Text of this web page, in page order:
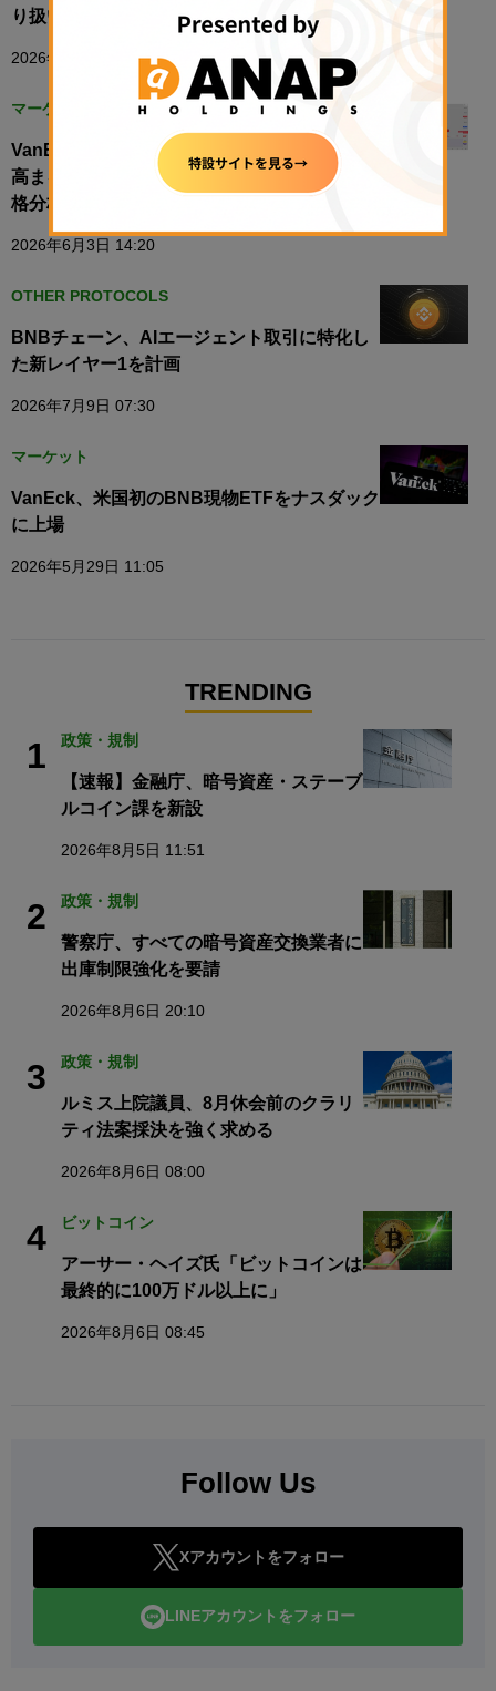
り扱いを開始
2026年5月20日 18:22
マーケット
VanEckのBNB ETF登場で機関投資家の関心
高まる──BNB未決済建玉は4億ドル急増【価
格分析】
2026年6月3日 14:20
OTHER PROTOCOLS
BNBチェーン、AIエージェント取引に特化し
た新レイヤー1を計画
2026年7月9日 07:30
マーケット
VanEck、米国初のBNB現物ETFをナスダック
に上場
2026年5月29日 11:05
TRENDING
1 政策・規制
【速報】金融庁、暗号資産・ステーブ
ルコイン課を新設
2026年8月5日 11:51
2 政策・規制
警察庁、すべての暗号資産交換業者に
出庫制限強化を要請
2026年8月6日 20:10
3 政策・規制
ルミス上院議員、8月休会前のクラリ
ティ法案採決を強く求める
2026年8月6日 08:00
4 ビットコイン
アーサー・ヘイズ氏「ビットコインは
最終的に100万ドル以上に」
2026年8月6日 08:45
Follow Us
Xアカウントをフォロー
LINEアカウントをフォロー